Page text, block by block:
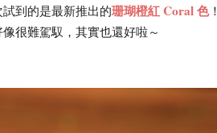
到的是最新推出的珊瑚橙紅 Coral 色！
很難駕馭，其實也還好啦～